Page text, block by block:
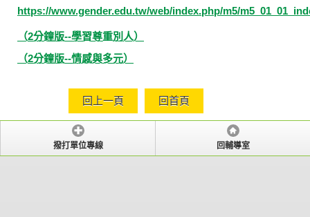
https://www.gender.edu.tw/web/index.php/m5/
（2分鐘版--學習尊重別人）
（2分鐘版--情感與多元）
回上一頁 回首頁
撥打單位專線 回輔導室